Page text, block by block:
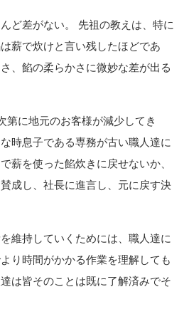
ど差がない。 先祖の教えは、特に
薪で炊けと言い残したほどであ
、餡の柔らかさに微妙な差が出る
第に地元のお客様が減少してき
時息子である専務が古い職人達に
薪を使った餡炊きに戻せないか、
成し、社長に進言し、元に戻す決
維持していくためには、職人達に
り時間がかかる作業を理解しても
は皆そのことは既に了解済みでそ